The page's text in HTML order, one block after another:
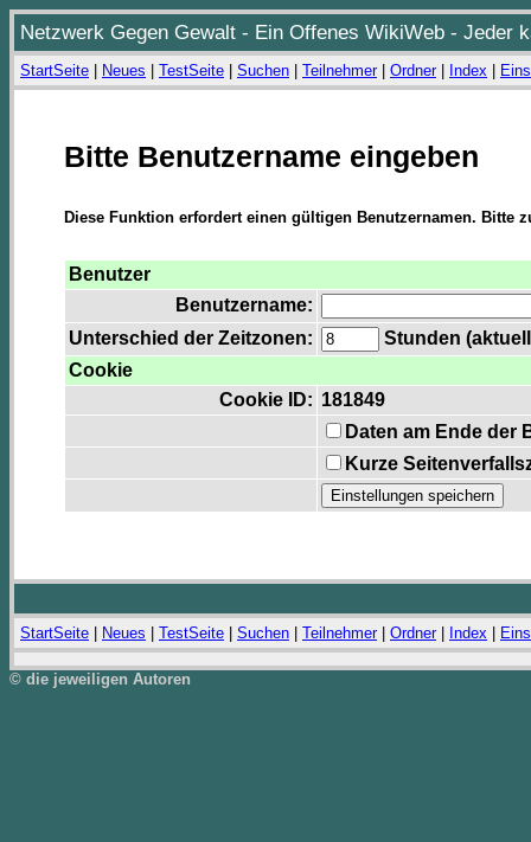
Netzwerk Gegen Gewalt - Ein Offenes WikiWeb - Jeder
StartSeite Neues TestSeite Suchen Teilnehmer| Ordner| Index
Bitte Benutzername eingeben
Diese Funktion erfordert einen gültigen Benutzernamen. Bitte
Benutzer
Benutzername:
Unterschied der Zeitzonen:
Stunden
Cookie
Cookie ID: 181849
Daten am Ende der
Kurze
StartSeite Neues TestSeite Suchen Teilnehmer| Ordner| Index
© die jeweiligen Autoren